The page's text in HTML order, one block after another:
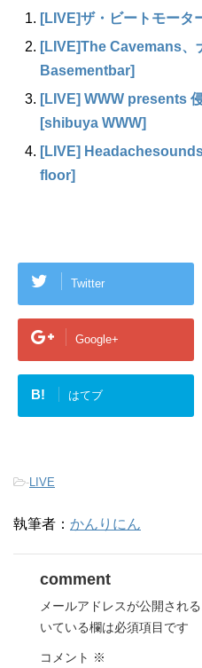
[LIVE]ザ・ビートモータ
[LIVE]The Cavemans、
Basementbar]
[LIVE] WWW presents
[shibuya WWW]
[LIVE]
floor]
Twitter
Google+
B! はてブ
-LIVE
執筆者： かんりにん
comment
メールアドレスが公開され
いている欄は必須項目です
コメント ※